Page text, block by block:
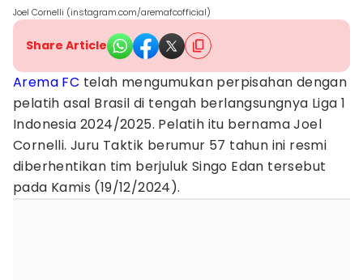
Joel Cornelli (instagram.com/aremafcofficial)
Share Article
Arema FC telah mengumukan perpisahan dengan
pelatih asal Brasil di tengah berlangsungnya Liga 1
Indonesia 2024/2025. Pelatih itu bernama Joel
Cornelli. Juru Taktik berumur 57 tahun ini resmi
diberhentikan tim berjuluk Singo Edan tersebut
pada Kamis (19/12/2024).